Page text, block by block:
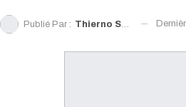
Publié Par : Thierno Souleymane Diallo